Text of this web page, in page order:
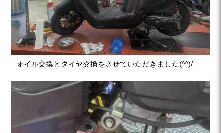
オイル交換とタイヤ交換をさせていただきました(^^)/